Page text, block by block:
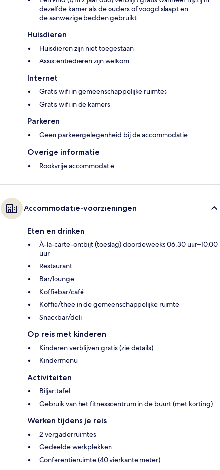
dezelfde kamer als de ouders of voogd slaapt en
de aanwezige bedden gebruikt
Huisdieren
Huisdieren zijn niet toegestaan
Assistentiedieren zijn welkom
Internet
Gratis wifi in gemeenschappelijke ruimtes
Gratis wifi in de kamers
Parkeren
Geen parkeergelegenheid bij de accommodatie
Overige informatie
Rookvrije accommodatie
Accommodatie-voorzieningen
Eten en drinken
À-la-carte-ontbijt (toeslag) doordeweeks 06.30 uur–10.00
uur
Restaurant
Bar/lounge
Koffiebar/café
Koffie/thee in de gemeenschappelijke ruimte
Snackbar/deli
Op reis met kinderen
Kinderen verblijven gratis (zie details)
Kindermenu
Activiteiten
Biljarttafel
Gebruik van het fitnesscentrum in de buurt (met korting)
Werken tijdens je reis
2 vergaderruimtes
Gedeelde werkplekken
Conferentieruimte (40 vierkante meter)